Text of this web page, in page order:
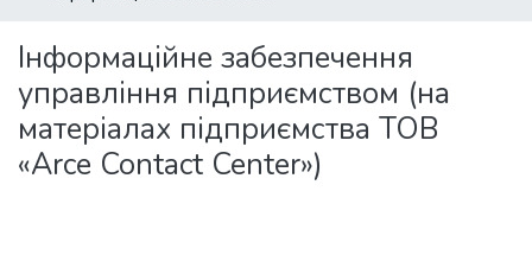
All of DSpace
Statistics
Інформаційне забезпечення
управління підприємством (на
матеріалах підприємства ТОВ
«Arce Contact Center»)